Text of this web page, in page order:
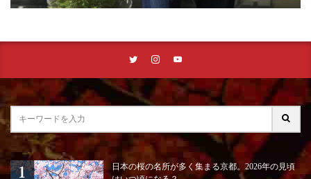
日本の桜の名所が多く集まる京都。2026年の見頃